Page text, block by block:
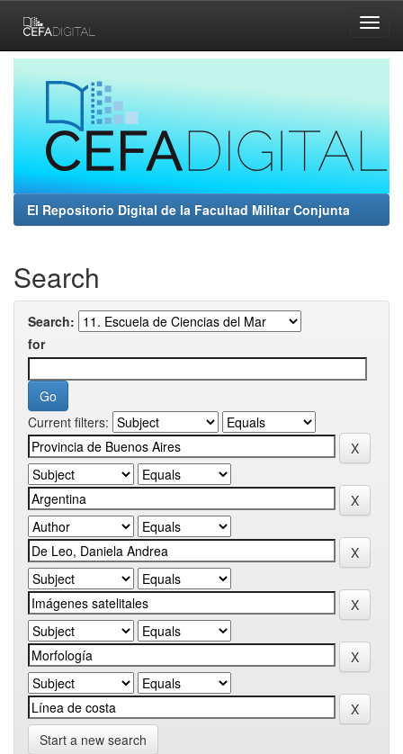
navigation
El Repositorio Digital de la Facultad Militar Conjunta
Search
Search:
for
Current filters:
Start a new search